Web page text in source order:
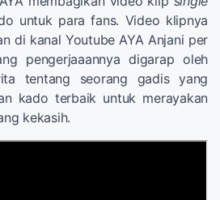
untuk para fans. Video klipnya
di kanal Youtube AYA Anjani per
pengerjaaannya digarap oleh
tentang seorang gadis yang
kado terbaik untuk merayakan
kekasih.